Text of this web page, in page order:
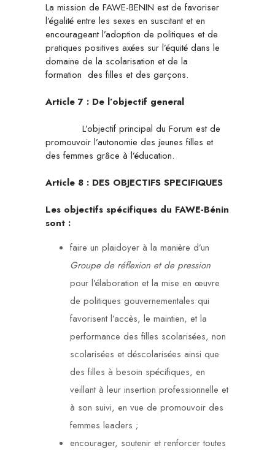
La mission de FAWE-BENIN est de favoriser
l’égalité entre les sexes en suscitant et en
encourageant l’adoption de politiques et de
pratiques positives axées sur l’équité dans le
domaine de la scolarisation et de la
formation des filles et des garçons.
Article 7 : De l’objectif general
L’objectif principal du Forum est de
promouvoir l’autonomie des jeunes filles et
des femmes grâce à l’éducation.
Article 8 : DES OBJECTIFS SPECIFIQUES
Les objectifs spécifiques du FAWE-Bénin
sont :
faire un plaidoyer à la manière d’un
Groupe de réflexion et de pression
pour l’élaboration et la mise en œuvre
de politiques gouvernementales qui
favorisent l’accès, le maintien, et la
performance des filles scolarisées, non
scolarisées et déscolarisées ainsi que
des filles à besoin spécifiques, en
veillant à leur insertion professionnelle et
à son suivi, en vue de promouvoir des
femmes leaders ;
encourager, soutenir et renforcer toutes